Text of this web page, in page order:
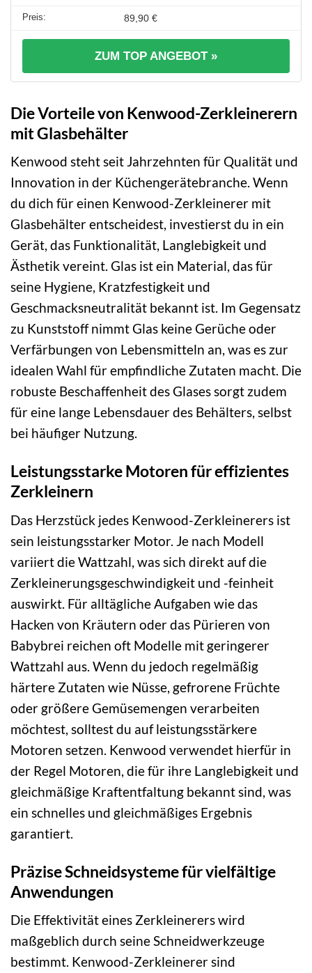
89,90 €
ZUM TOP ANGEBOT »
Die Vorteile von Kenwood-Zerkleinerern
mit Glasbehälter
Kenwood steht seit Jahrzehnten für Qualität und
Innovation in der Küchengerätebranche. Wenn
du dich für einen Kenwood-Zerkleinerer mit
Glasbehälter entscheidest, investierst du in ein
Gerät, das Funktionalität, Langlebigkeit und
Ästhetik vereint. Glas ist ein Material, das für
seine Hygiene, Kratzfestigkeit und
Geschmacksneutralität bekannt ist. Im Gegensatz
zu Kunststoff nimmt Glas keine Gerüche oder
Verfärbungen von Lebensmitteln an, was es zur
idealen Wahl für empfindliche Zutaten macht. Die
robuste Beschaffenheit des Glases sorgt zudem
für eine lange Lebensdauer des Behälters, selbst
bei häufiger Nutzung.
Leistungsstarke Motoren für effizientes
Zerkleinern
Das Herzstück jedes Kenwood-Zerkleinerers ist
sein leistungsstarker Motor. Je nach Modell
variiert die Wattzahl, was sich direkt auf die
Zerkleinerungsgeschwindigkeit und -feinheit
auswirkt. Für alltägliche Aufgaben wie das
Hacken von Kräutern oder das Pürieren von
Babybrei reichen oft Modelle mit geringerer
Wattzahl aus. Wenn du jedoch regelmäßig
härtere Zutaten wie Nüsse, gefrorene Früchte
oder größere Gemüsemengen verarbeiten
möchtest, solltest du auf leistungsstärkere
Motoren setzen. Kenwood verwendet hierfür in
der Regel Motoren, die für ihre Langlebigkeit und
gleichmäßige Kraftentfaltung bekannt sind, was
ein schnelles und gleichmäßiges Ergebnis
garantiert.
Präzise Schneidsysteme für vielfältige
Anwendungen
Die Effektivität eines Zerkleinerers wird
maßgeblich durch seine Schneidwerkzeuge
bestimmt. Kenwood-Zerkleinerer sind